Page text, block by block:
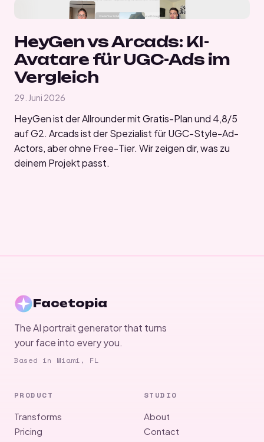
HeyGen vs Arcads: KI-
Avatare für UGC-Ads im
Vergleich
29. Juni 2026
HeyGen ist der Allrounder mit Gratis-Plan und 4,8/5
auf G2. Arcads ist der Spezialist für UGC-Style-Ad-
Actors, aber ohne Free-Tier. Wir zeigen dir, was zu
deinem Projekt passt.
Facetopia
The AI portrait generator that turns
your face into every you.
Based in Miami, FL
PRODUCT
Transforms
Pricing
STUDIO
About
Contact